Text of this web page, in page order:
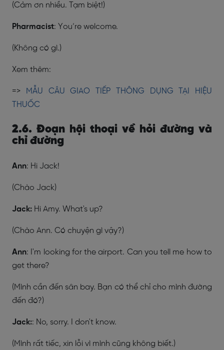
(Cảm ơn nhiều. Tạm biệt!)
Pharmacist: You’re welcome.
(Không có gì.)
Xem thêm:
=>
MẪU CÂU GIAO TIẾP THÔNG DỤNG TẠI HIỆU
THUỐC
2.6. Đoạn hội thoại về hỏi đường và
chỉ đường
Ann: Hi Jack!
(Chào Jack)
Jack: Hi Amy. What's up?
(Chào Ann. Có chuyện gì vậy?)
Ann: I'm looking for the airport. Can you tell me how to
get there?
(Mình cần đến sân bay. Bạn có thể chỉ cho mình đường
đến đó?)
Jack:: No, sorry. I don't know.
(Mình rất tiếc, xin lỗi vì mình cũng không biết.)